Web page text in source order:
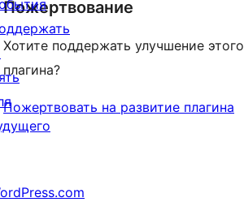
Пожертвование
Хотите поддержать улучшение этого
плагина?
Пожертвовать на развитие плагина